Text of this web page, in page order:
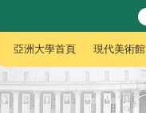
亞洲大學首頁 現代美術館